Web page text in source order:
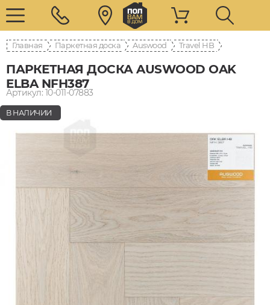
Главная Паркетная доска Auswood Travel HB
ПАРКЕТНАЯ ДОСКА AUSWOOD OAK
ELBA NFH387
Артикул: 10-011-07883
В НАЛИЧИИ